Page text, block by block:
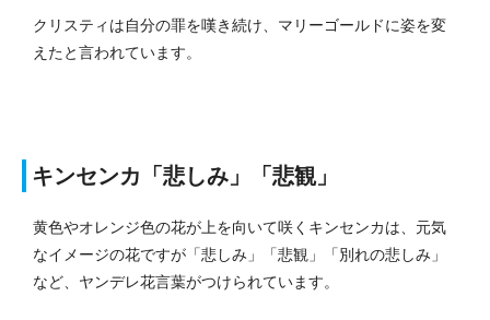
クリスティは自分の罪を嘆き続け、マリーゴールドに姿を変
えたと言われています。
キンセンカ「悲しみ」「悲観」
黄色やオレンジ色の花が上を向いて咲くキンセンカは、元気
なイメージの花ですが「悲しみ」「悲観」「別れの悲しみ」
など、ヤンデレ花言葉がつけられています。